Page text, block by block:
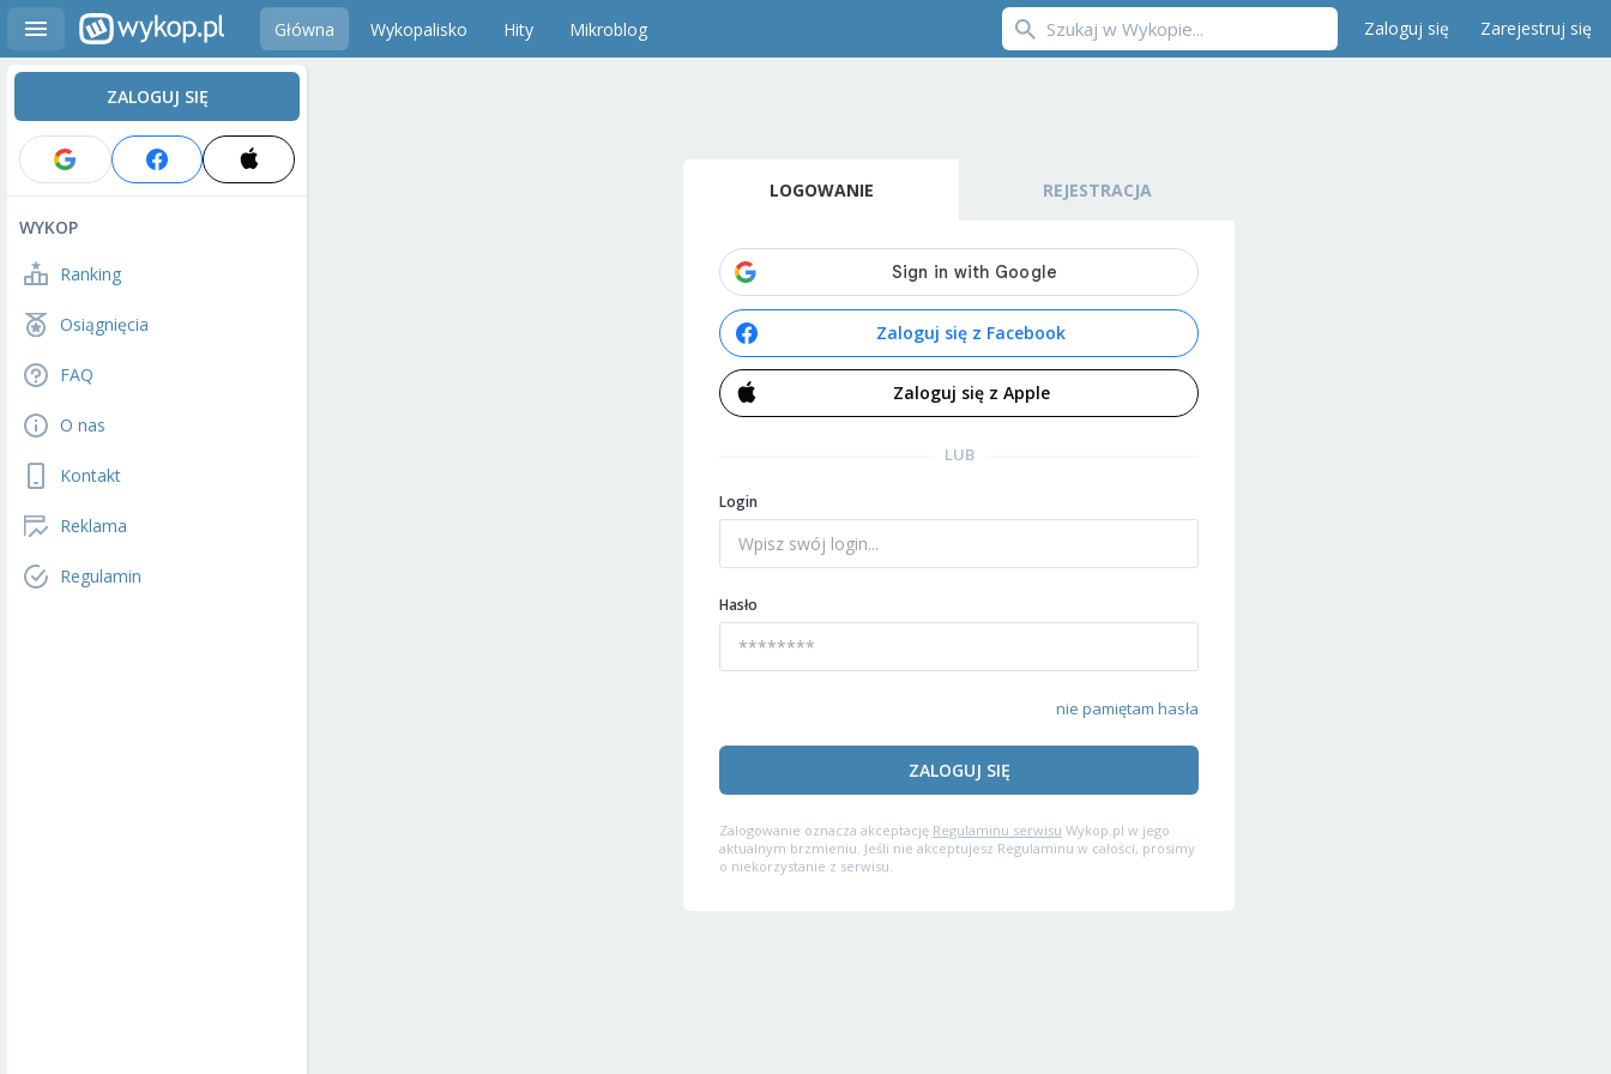
Główna Wykopalisko Hity Mikroblog Zaloguj się Zarejestruj się
ZALOGUJ SIĘ
WYKOP
Ranking
Osiągnięcia
FAQ
O nas
Kontakt
Reklama
Regulamin
LOGOWANIE REJESTRACJA
Zaloguj się z Facebook
Zaloguj się z Apple
LUB
Login
Hasło
nie pamiętam hasła
ZALOGUJ SIĘ
Zalogowanie oznacza akceptację Regulaminu serwisu Wykop.pl w jego
aktualnym brzmieniu. Jeśli nie akceptujesz Regulaminu w całości, prosimy
o niekorzystanie z serwisu.